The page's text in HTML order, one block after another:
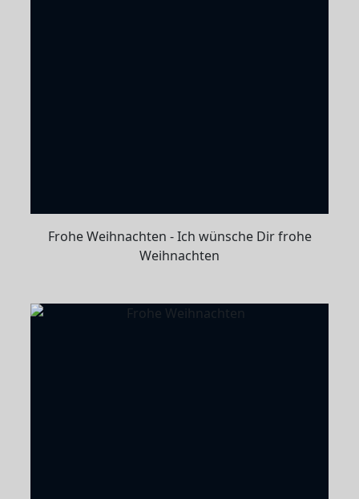
Frohe Weihnachten - Ich wünsche Dir frohe
Weihnachten